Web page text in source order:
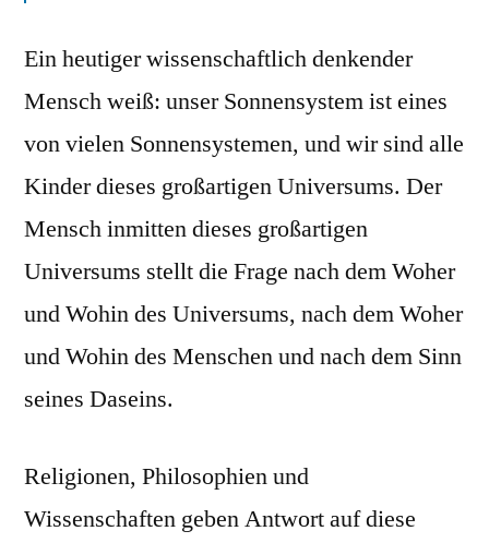
Ein heutiger wissenschaftlich denkender
Mensch weiß: unser Sonnensystem ist eines
von vielen Sonnensystemen, und wir sind alle
Kinder dieses großartigen Universums. Der
Mensch inmitten dieses großartigen
Universums stellt die Frage nach dem Woher
und Wohin des Universums, nach dem Woher
und Wohin des Menschen und nach dem Sinn
seines Daseins.
Religionen, Philosophien und
Wissenschaften geben Antwort auf diese